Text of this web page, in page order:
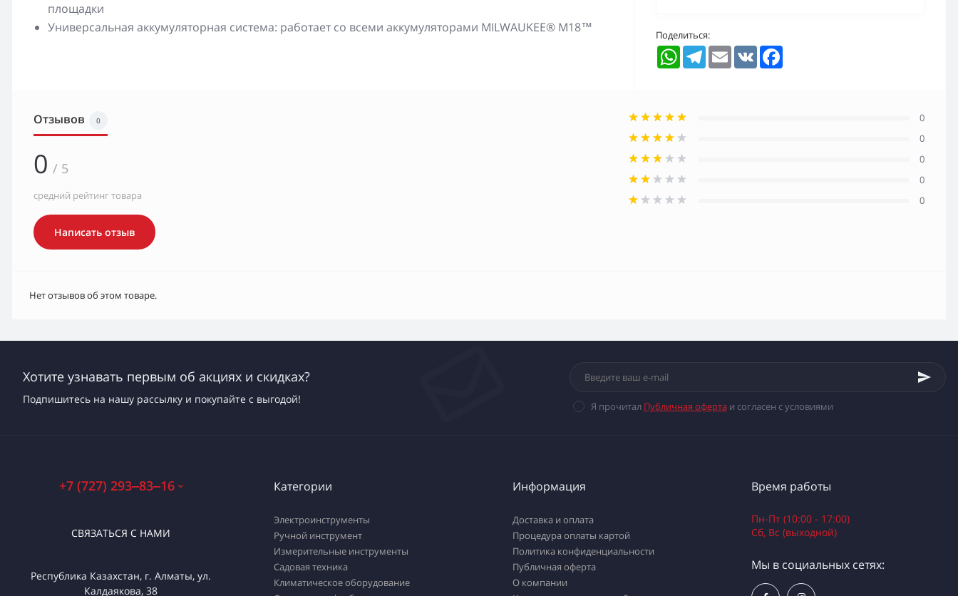
площадки
Универсальная аккумуляторная система: работает со всеми аккумуляторами MILWAUKEE® M18™
Поделиться:
WhatsAppTelegramEmail VK
Отзывов 0
0 / 5
средний рейтинг товара
Написать отзыв
0
0
0
0
0
Нет отзывов об этом товаре.
Хотите узнавать первым об акциях и скидках?
Подпишитесь на нашу рассылку и покупайте с выгодой!
Я прочитал Публичная офертаи согласен с условиями
+7 (727) 293‒83‒16
СВЯЗАТЬСЯ С НАМИ
Республика Казахстан, г. Алматы, ул.
Калдаякова, 38
Категории
Электроинструменты
Ручной инструмент
Измерительные инструменты
Садовая техника
Климатическое оборудование
Информация
Доставка и оплата
Процедура оплаты картой
Политика конфиденциальности
Публичная оферта
О компании
Время работы
Пн-Пт (10:00 - 17:00)
Сб, Вс (выходной)
Мы в социальных сетях: